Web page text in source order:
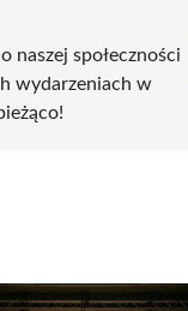
naszej społeczności
wydarzeniach w